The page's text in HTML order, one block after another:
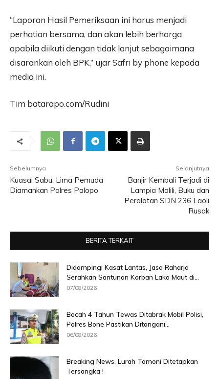
“Laporan Hasil Pemeriksaan ini harus menjadi
perhatian bersama, dan akan lebih berharga
apabila diikuti dengan tidak lanjut sebagaimana
disarankan oleh BPK,” ujar Safri by phone kepada
media ini.
Tim batarapo.com/Rudini
Sebelumnya
Kuasai Sabu, Lima Pemuda
Diamankan Polres Palopo
Selanjutnya
Banjir Kembali Terjadi di
Lampia Malili, Buku dan
Peralatan SDN 236 Laoli
Rusak
BERITA TERKAIT
Didampingi Kasat Lantas, Jasa Raharja
Serahkan Santunan Korban Laka Maut di...
07/08/2026
Bocah 4 Tahun Tewas Ditabrak Mobil Polisi,
Polres Bone Pastikan Ditangani...
06/08/2026
Breaking News, Lurah Tomoni Ditetapkan
Tersangka !